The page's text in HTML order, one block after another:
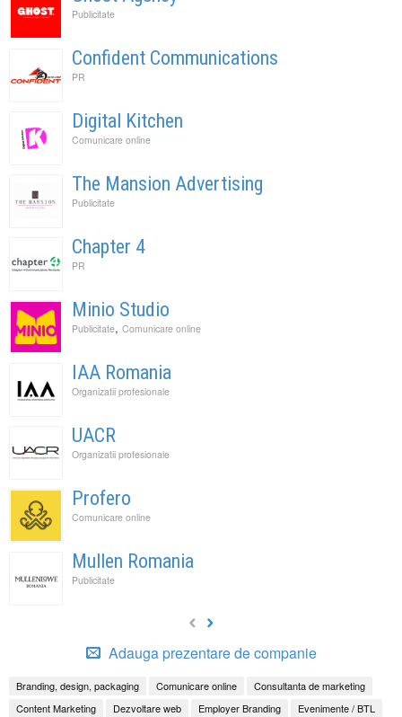
Publicitate
Confident Communications
PR
Digital Kitchen
Comunicare online
The Mansion Advertising
Publicitate
Chapter 4
PR
Minio Studio
Publicitate, Comunicare online
IAA Romania
Organizatii profesionale
UACR
Organizatii profesionale
Profero
Comunicare online
Mullen Romania
Publicitate
Adauga prezentare de companie
Branding, design, packaging Comunicare online
Consultanta de marketing
Content Marketing
Dezvoltare web Employer Branding Evenimente / BTL